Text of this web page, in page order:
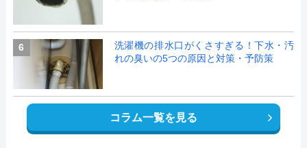
6
洗濯機の排水口がくさすぎる！下水・汚
れの臭いの5つの原因と対策・予防策
コラム一覧を見る